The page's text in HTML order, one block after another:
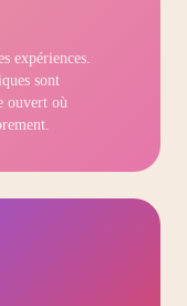
expériences.
sont
ouvert où